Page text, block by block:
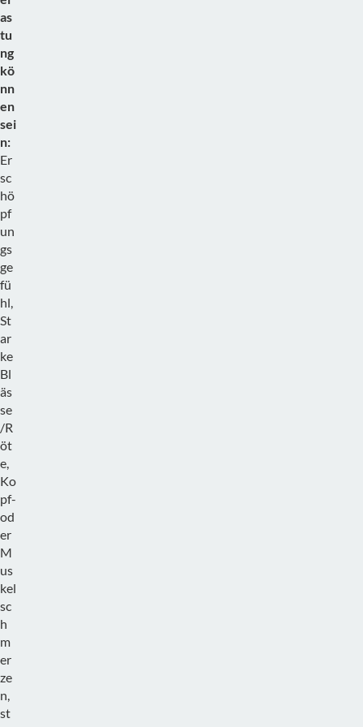
as
tu
ng
kö
nn
en
sei
n:
Er
sc
hö
pf
un
gs
ge
fü
hl,
St
ar
ke
Bl
äs
se
/R
öt
e,
Ko
pf-
od
er
M
us
kel
sc
h
m
er
ze
n,
st